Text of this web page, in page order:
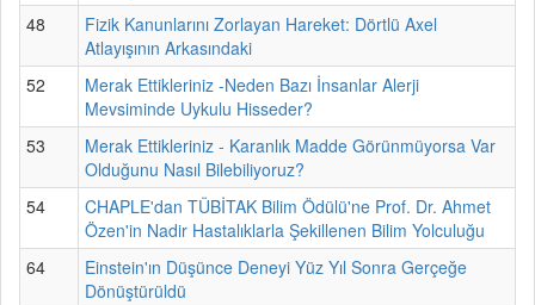
48
Fizik Kanunlarını Zorlayan Hareket: Dörtlü Axel
Atlayışının Arkasındaki
52
Merak Ettikleriniz -Neden Bazı İnsanlar Alerji
Mevsiminde Uykulu Hisseder?
53
Merak Ettikleriniz - Karanlık Madde Görünmüyorsa Var
Olduğunu Nasıl Bilebiliyoruz?
54
CHAPLE'dan TÜBİTAK Bilim Ödülü'ne Prof. Dr. Ahmet
Özen'in Nadir Hastalıklarla Şekillenen Bilim Yolculuğu
64
Einstein'ın Düşünce Deneyi Yüz Yıl Sonra Gerçeğe
Dönüştürüldü